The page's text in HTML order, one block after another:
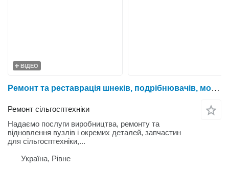
ВІДЕО
Ремонт та реставрація шнеків, подрібнювачів, молотильних барабанів, роторів та ін.деталей до сільськогосподарської техніки та промислового обладнання
Ремонт сільгосптехніки
Надаємо послуги виробництва, ремонту та
відновлення вузлів і окремих деталей, запчастин
для сільгосптехніки,...
Україна, Рівне